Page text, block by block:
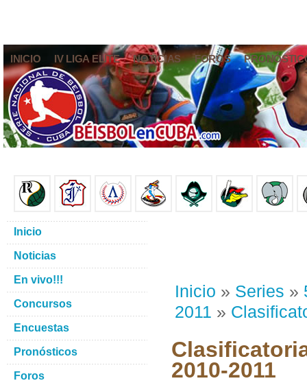
INICIO IV LIGA ELITE NOTICIAS FOROS
Inicio » Series »
2011 »
2010-2011
Inicio
Noticias
En vivo!!!
Concursos
Encuestas
Pronósticos
Foros